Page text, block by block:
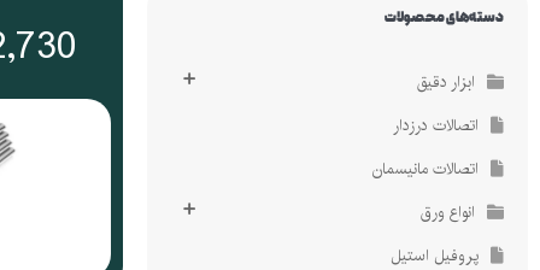
ضمانت کیفیت کالا
کالای اصلی با گارانتی
ضمانت کیفیت کالا
کالای اصلی با گارانتی
دسته‌های محصولات
ابزار دقیق
اتصالات درزدار
اتصالات مانیسمان
انواع ورق
پروفیل استیل